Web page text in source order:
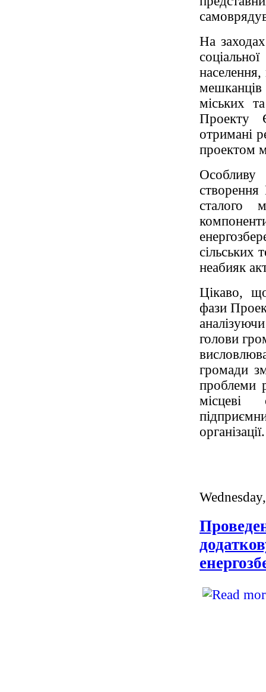
На
міських
Проекту
отримані
проектом
створення
сталого
сільських
неабияк
Цікаво,
фази
голови
громади
проблеми
місцеві
організації.